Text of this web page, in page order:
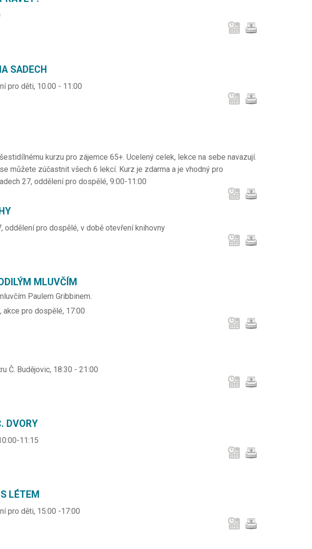
SADECH
pro děti, 10.00 - 11:00
kurzu pro zájemce 65+. Ucelený celek, lekce na sebe navazují.
můžete zúčastnit všech 6 lekcí. Kurz je zdarma a je vhodný pro
27, oddělení pro dospělé, 9:00-11:00
oddělení pro dospělé, v době otevření knihovny
MLUVČÍM
Paulem Gribbinem.
akce pro dospělé, 17:00
Č. Budějovic, 18:30 - 21:00
DVORY
11:15
LÉTEM
pro děti, 15:00 -17:00